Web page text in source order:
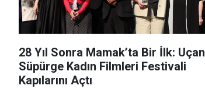
28 Yıl Sonra Mamak’ta Bir İlk: Uçan
Süpürge Kadın Filmleri Festivali
Kapılarını Açtı